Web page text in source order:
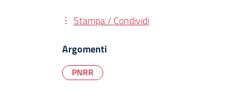
Stampa / Condividi
Argomenti
PNRR